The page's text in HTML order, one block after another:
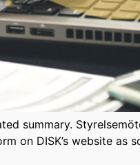
summary.
on DISK’s website as